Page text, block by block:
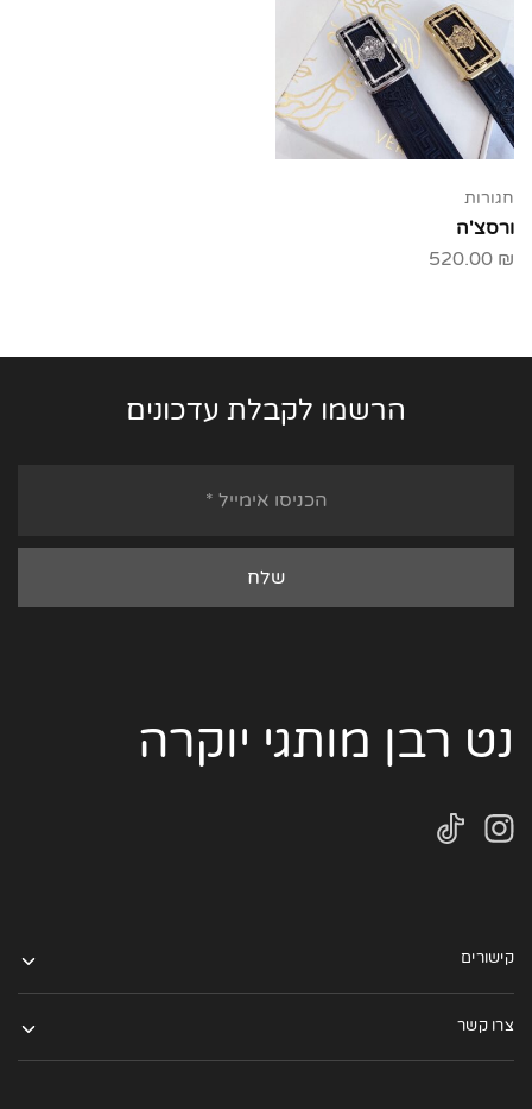
חגורות
ורסצ'ה
520.00 ₪
הרשמו לקבלת עדכונים
נט רבן מותגי יוקרה
קישורים
צרו קשר